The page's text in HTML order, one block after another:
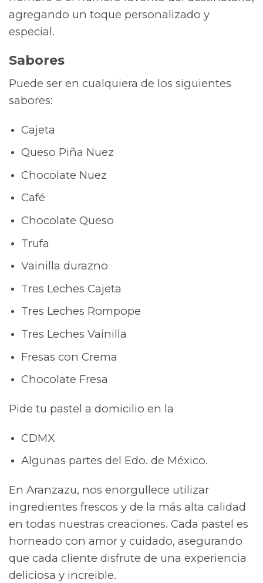
agregando un toque personalizado y
especial.
Sabores
Puede ser en cualquiera de los siguientes
sabores:
Cajeta
Queso Piña Nuez
Chocolate Nuez
Café
Chocolate Queso
Trufa
Vainilla durazno
Tres Leches Cajeta
Tres Leches Rompope
Tres Leches Vainilla
Fresas con Crema
Chocolate Fresa
Pide tu pastel a domicilio en la
CDMX
Algunas partes del Edo. de México.
En Aranzazu, nos enorgullece utilizar
ingredientes frescos y de la más alta calidad
en todas nuestras creaciones. Cada pastel es
horneado con amor y cuidado, asegurando
que cada cliente disfrute de una experiencia
deliciosa y increible.